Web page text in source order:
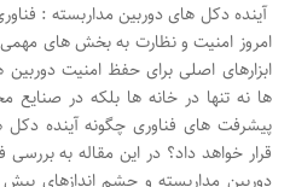
آینده دکل های دوربین مداربسته :
امروز امنیت و نظارت به بخش های مهمی
ابزارهای اصلی برای حفظ امنیت
ها نه تنها در خانه ها بلکه در صنایع
پیشرفت های فناوری چگونه آینده دکل
قرار خواهد داد؟ در این مقاله به
دوربین مداربسته و چشم اندازهای پیش